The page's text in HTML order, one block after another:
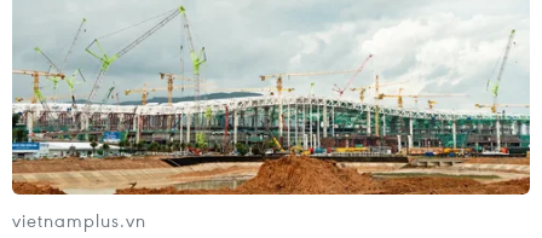
vietnamplus.vn